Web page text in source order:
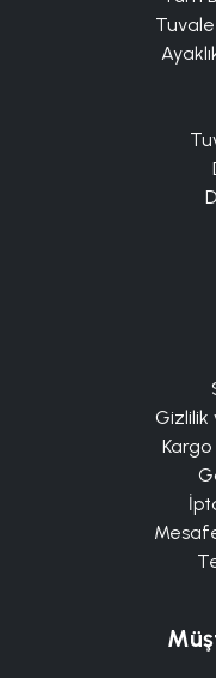
Gizlilik
Kargo